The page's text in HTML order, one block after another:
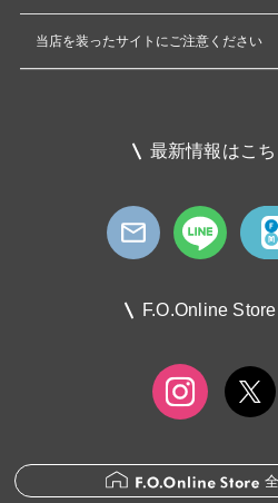
当店を装ったサイトにご注意ください
最新情報はこち
F.O.Online